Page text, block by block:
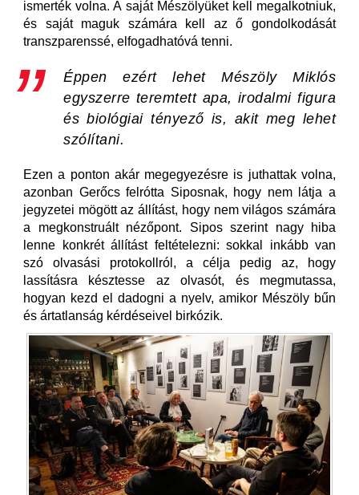
ismerték volna. A saját Mészölyüket kell megalkotniuk,
és saját maguk számára kell az ő gondolkodását
transzparenssé, elfogadhatóvá tenni.
Éppen ezért lehet Mészöly Miklós
egyszerre teremtett apa, irodalmi figura
és biológiai tényező is, akit meg lehet
szólítani.
Ezen a ponton akár megegyezésre is juthattak volna,
azonban Gerőcs felrótta Siposnak, hogy nem látja a
jegyzetei mögött az állítást, hogy nem világos számára
a megkonstruált nézőpont. Sipos szerint nagy hiba
lenne konkrét állítást feltételezni: sokkal inkább van
szó olvasási protokollról, a célja pedig az, hogy
lassításra késztesse az olvasót, és megmutassa,
hogyan kezd el dadogni a nyelv, amikor Mészöly bűn
és ártatlanság kérdéseivel birkózik.